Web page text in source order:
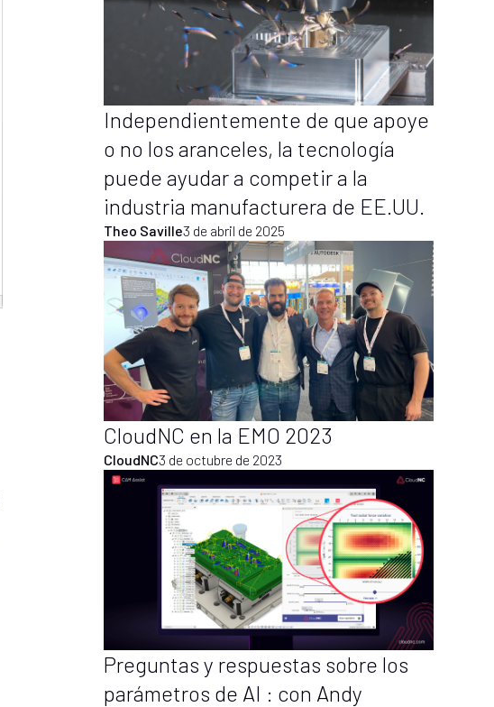
Independientemente de que apoye
o no los aranceles, la tecnología
puede ayudar a competir a la
industria manufacturera de EE.UU.
Theo Saville3 de abril de 2025
CloudNC en la EMO 2023
CloudNC3 de octubre de 2023
Preguntas y respuestas sobre los
parámetros de AI : con Andy